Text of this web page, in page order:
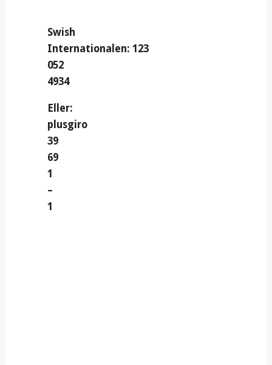
Swish
Internationalen: 123
052
4934
Eller:
plusgiro
39
69
1
–
1